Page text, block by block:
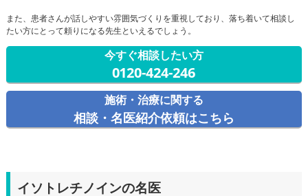
また、患者さんが話しやすい雰囲気づくりを重視しており、落ち着いて相談し
たい方にとって頼りになる先生といえるでしょう。
今すぐ相談したい方
0120-424-246
施術・治療に関する
相談・名医紹介依頼はこちら
イソトレチノインの名医